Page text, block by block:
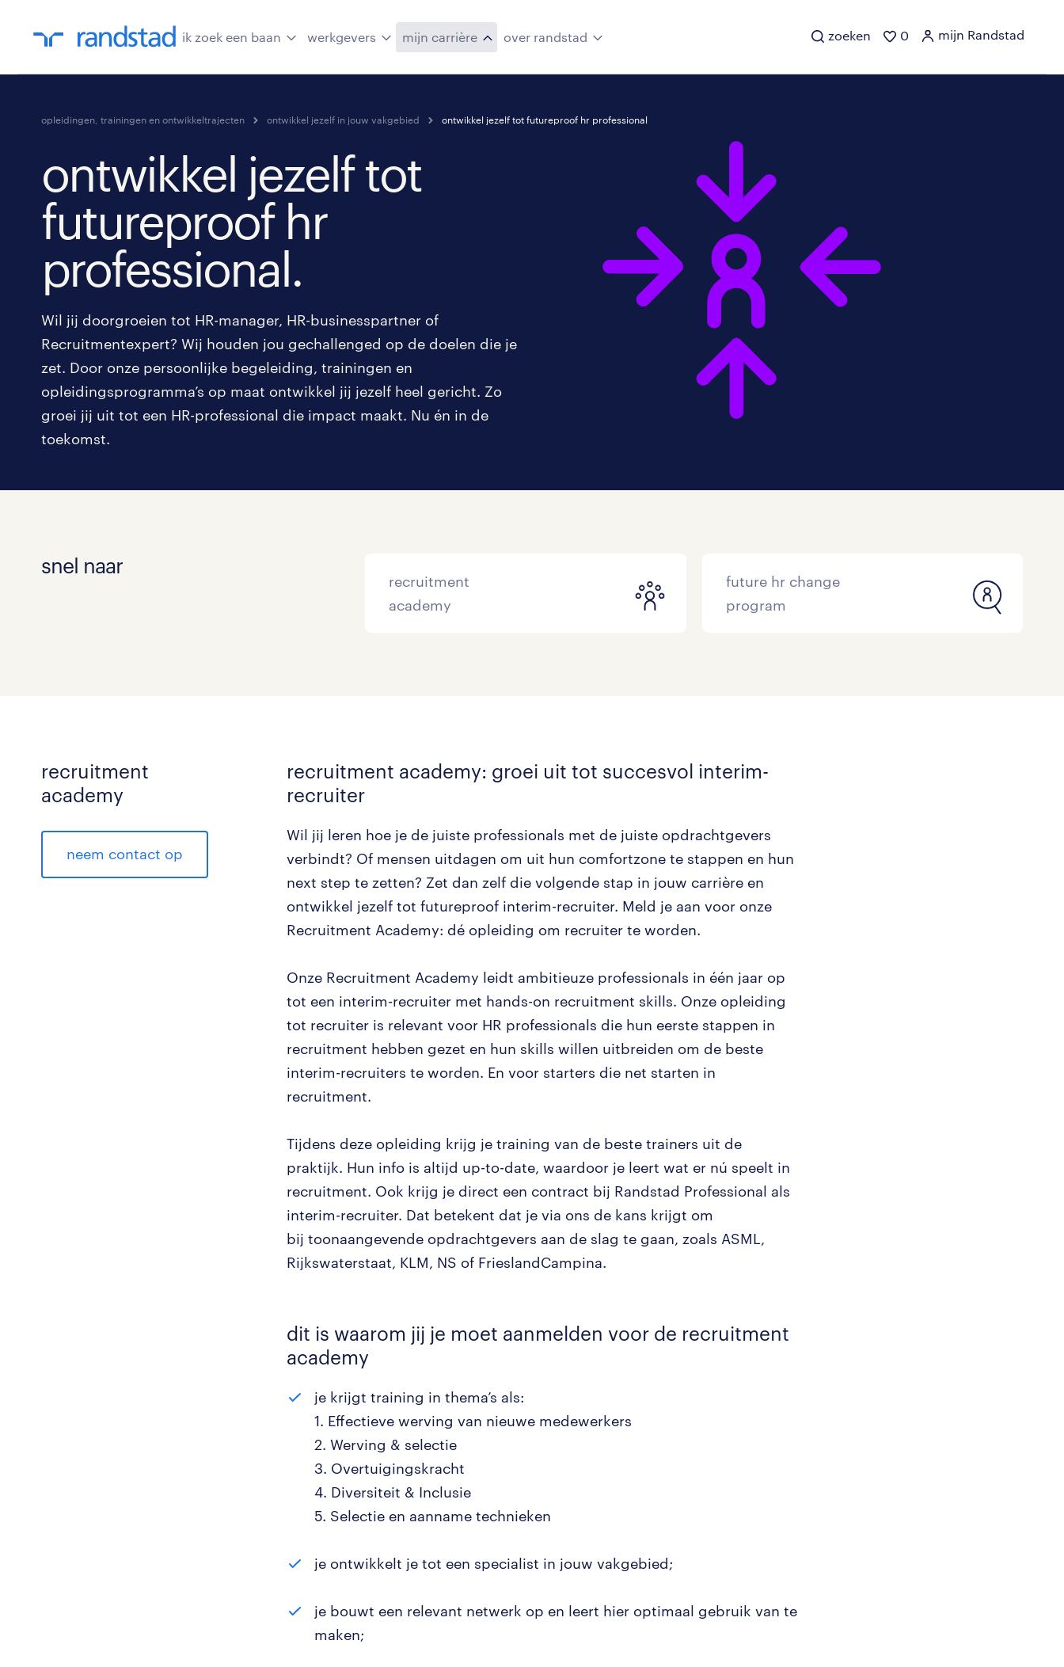
ik zoek een baan werkgevers mijn carrière over randstad zoeken 0 mijn Randstad
opleidingen, trainingen en ontwikkeltrajecten ontwikkel jezelf in jouw vakgebied ontwikkel jezelf tot futureproof hr professional
ontwikkel jezelf tot
futureproof hr
professional.
Wil jij doorgroeien tot HR-manager, HR-businesspartner of
Recruitmentexpert? Wij houden jou gechallenged op de doelen die je
zet. Door onze persoonlijke begeleiding, trainingen en
opleidingsprogramma’s op maat ontwikkel jij jezelf heel gericht. Zo
groei jij uit tot een HR-professional die impact maakt. Nu én in de
toekomst.
snel naar
recruitment
academy
future hr change
program
recruitment
academy
neem contact op
recruitment academy: groei uit tot succesvol interim-
recruiter
Wil jij leren hoe je de juiste professionals met de juiste opdrachtgevers
verbindt? Of mensen uitdagen om uit hun comfortzone te stappen en hun
next step te zetten? Zet dan zelf die volgende stap in jouw carrière en
ontwikkel jezelf tot futureproof interim-recruiter. Meld je aan voor onze
Recruitment Academy: dé opleiding om recruiter te worden.
Onze Recruitment Academy leidt ambitieuze professionals in één jaar op
tot een interim-recruiter met hands-on recruitment skills. Onze opleiding
tot recruiter is relevant voor HR professionals die hun eerste stappen in
recruitment hebben gezet en hun skills willen uitbreiden om de beste
interim-recruiters te worden. En voor starters die net starten in
recruitment.
Tijdens deze opleiding krijg je training van de beste trainers uit de
praktijk. Hun info is altijd up-to-date, waardoor je leert wat er nú speelt in
recruitment. Ook krijg je direct een contract bij Randstad Professional als
interim-recruiter. Dat betekent dat je via ons de kans krijgt om
bij toonaangevende opdrachtgevers aan de slag te gaan, zoals ASML,
Rijkswaterstaat, KLM, NS of FrieslandCampina.
dit is waarom jij je moet aanmelden voor de recruitment
academy
je krijgt training in thema’s als:
1. Effectieve werving van nieuwe medewerkers
2. Werving & selectie
3. Overtuigingskracht
4. Diversiteit & Inclusie
5. Selectie en aanname technieken
je ontwikkelt je tot een specialist in jouw vakgebied;
je bouwt een relevant netwerk op en leert hier optimaal gebruik van te
maken;